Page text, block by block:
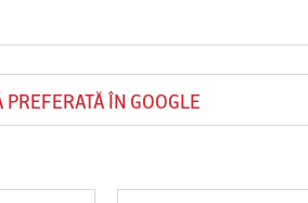
PREFERATĂ ÎN GOOGLE
UTA Arad
Vs
Rapid